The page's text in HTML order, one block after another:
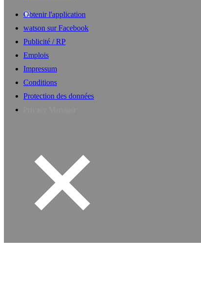
Obtenir l'application
watson sur Facebook
Publicité / RP
Emplois
Impressum
Conditions
Protection des données